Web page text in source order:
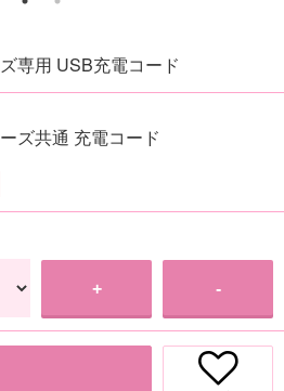
専用 USB充電コード
ズ共通 充電コード
+ -